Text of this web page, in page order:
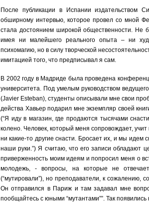
После публикации в Испании издательством
обширному интервью, которое провел со мной
стала достоянием широкой общественности. Не
имея ни малейшего реального опыта – ни
психомагию, но в силу творческой
имитацией того, что предписывал я сам.
В 2002 году в Мадриде была проведена
университета. Под умелым руководством
(Javier Esteban), студенты описывали мне свои
действа Хавьер подарил мне экземпляр своей
(“Я иду в магазин, где продаются тысячами
колено. Человек, который меня сопровождает,
ни какие-то другие снасти. Бросает их, и мы
наши руки.”) Я считаю, что его записи обладают
приверженность моим идеям и попросил меня о
молодежь, - вопросы, на которые не
(“мутировали”), но преподаватели, к сожалению,
Он отправился в Париж и там задавал мне
пообщайтесь с юными “мутантами””. Так появились